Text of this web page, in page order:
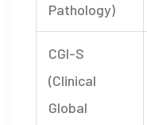
Pathology)
CGI-S
(Clinical
Global